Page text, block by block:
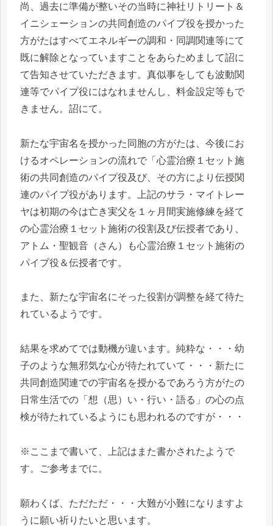
尚、過去に準備が整いその当時に神社リトリート＆
イニシェーションの共同創造のパイプ役を授かった
方がたはすべてエネルギーの調和・同調関連等にて
既に解除となっていますことをあらためまして詔に
て告知させていただきます。真似事をしても波動関
連等でパイプ役にはなれませんし、料金設定等もで
きません。詔にて。
新たな宇宙名を授かった同胞の方がたは、今後にお
けるオペレーションの流れで「心霊治療１セット施
術の共同創造のパイプ役及び、その方により伝授関
連のパイプ役があります。上記のサラ・マイトレー
ヤは初期の今は亡き実父を１ヶ月間実施修練を経て
の心霊治療１セット施術の役割及び伝授者であり、
アトム・聖観音（さん）も心霊治療１セット施術の
パイプ役＆伝授者です。
また、新たな宇宙名にそった役割が調整を経て待た
れているようです。
結果を求めてでは動機が違います。純粋な・・・幼
子のような無邪気な心が待たれていて・・・新たに
共同創造関連での宇宙名を授かるであろう方がたの
日常生活での「想（思）い・行い・語る」の心の点
検が待たれているようにも思われるのですが・・・
※ここまで書いて、上記はまた書かされたようで
す。ご参考までに。
願わくば、ただただ・・・大難が小難になりますよ
うに願い祈りたいと思います。